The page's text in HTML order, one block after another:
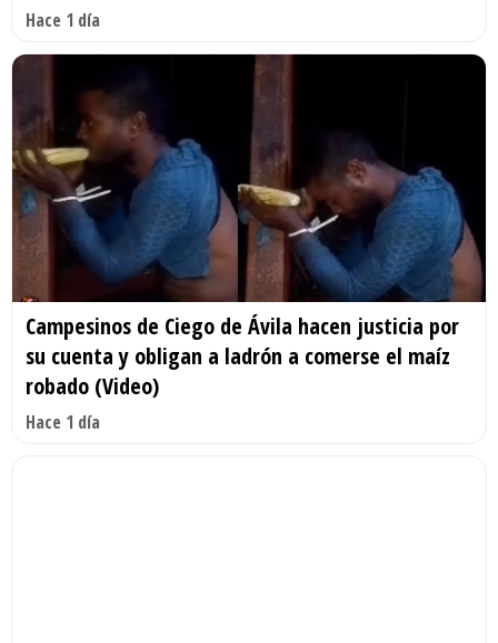
Hace 1 día
Campesinos de Ciego de Ávila hacen justicia por
su cuenta y obligan a ladrón a comerse el maíz
robado (Video)
Hace 1 día